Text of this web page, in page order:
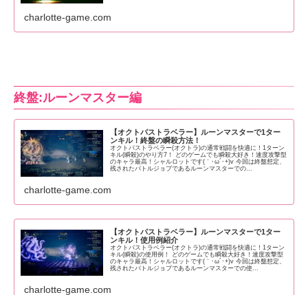
charlotte-game.com
終盤:ルーンマスター編
【オクトパストラベラー】ルーンマスターで1ター
ンキル！終盤の瞬殺方法！
オクトパストラベラー(オクトラ)の通常戦闘を快適に！1ターン
キル(瞬殺)のやり方7！ どのゲームでも瞬殺大好き！速度攻撃型
のキャラ最高！シャルロットです(｀･ω´･+)v 今回は終盤想定、
残されたバトルジョブであるルーンマスターでの...
charlotte-game.com
【オクトパストラベラー】ルーンマスターで1ター
ンキル！使用例紹介
オクトパストラベラー(オクトラ)の通常戦闘を快適に！1ターン
キル(瞬殺)の使用例！ どのゲームでも瞬殺大好き！速度攻撃型
のキャラ最高！シャルロットです(｀･ω´･+)v 今回は終盤想定、
残されたバトルジョブであるルーンマスターでの使...
charlotte-game.com